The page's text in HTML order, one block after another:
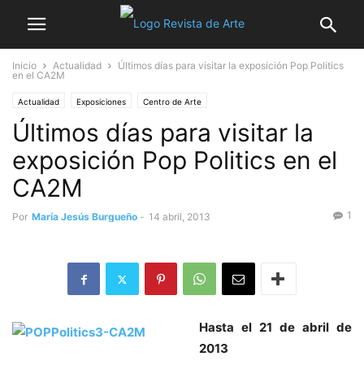
Inicio Actualidad
Últimos días para visitar la exposición Pop Politics
en el CA2M
Actualidad Exposiciones Centro de Arte
Últimos días para visitar la
exposición Pop Politics en el
CA2M
Por María Jesús Burgueño - 14 abril, 2013 1
Hasta el 21 de abril de
2013